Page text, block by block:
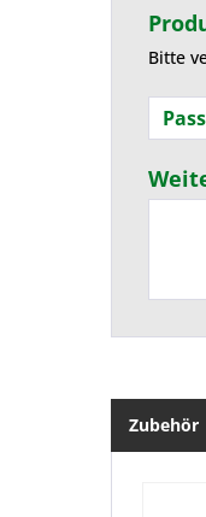
Bitte
Zubehör